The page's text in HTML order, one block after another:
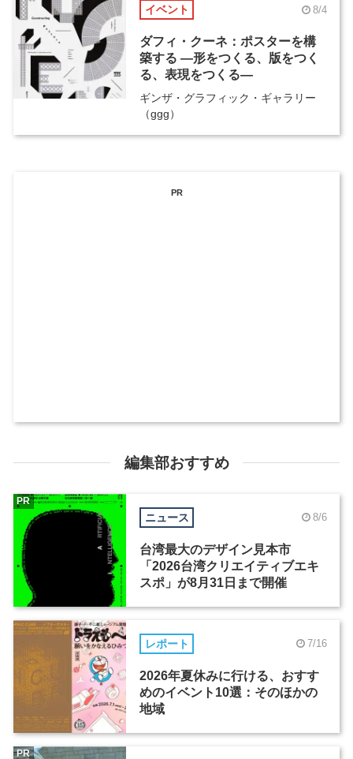
イベント 8/4
ダフィ・クーネ：ポスターを構
築する ―形をつくる、版をつく
る、表現をつくる―
ギンザ・グラフィック・ギャラリー
（ggg）
PR
編集部おすすめ
ニュース 8/6
台湾最大のデザイン見本市
「2026台湾クリエイティブエキ
スポ」が8月31日まで開催
PR
レポート 7/16
2026年夏休みに行ける、おすす
めのイベント10選：そのほかの
地域
PR